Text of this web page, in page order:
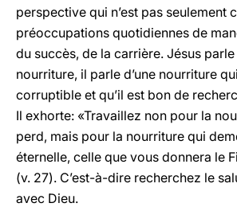
perspective qui n’est pas seulement
préoccupations quotidiennes de
du succès, de la carrière. Jésus parle
nourriture, il parle d’une nourriture
corruptible et qu’il est bon de
Il exhorte: «Travaillez non pour la
perd, mais pour la nourriture qui
éternelle, celle que vous donnera le
(v. 27). C’est-à-dire recherchez le
avec Dieu.